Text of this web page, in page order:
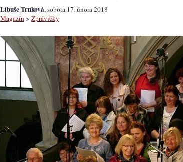
Libuše Trnková, sobota 17. února 2018
Magazín > Zprávičky